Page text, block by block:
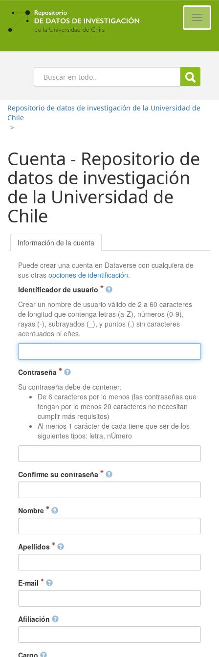
Ir
contenido
principal
Buscar
Repositorio de datos de investigación de la Universidad de
Chile
>
Cuenta - Repositorio de
datos de investigación
de la Universidad de
Chile
Información de la cuenta
Puede crear una cuenta en Dataverse con cualquiera de
sus otrasopciones de identificación.
Identificador de usuario
Crear un nombre de usuario válido de 2 a 60 caracteres
de longitud que contenga letras (a-Z), números (0-9),
rayas (-), subrayados (_), y puntos (.) sin caracteres
acentuados ni eñes.
Contraseña
Su contraseña debe de contener:
De 6 caracteres por lo menos (las contraseñas que
tengan por lo menos 20 caracteres no necesitan
cumplir más requisitos)
Al menos 1 carácter de cada tiene que ser de los
siguientes tipos: letra, nÚmero
Confirme su contraseña
Nombre
Apellidos
E-mail
Afiliación
Cargo